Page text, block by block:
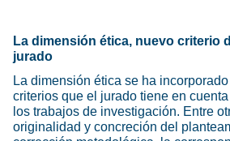
La dimensión ética, nuevo criterio
jurado
La dimensión ética se ha
criterios que el jurado tiene en
los trabajos de investigación. Entre
originalidad y concreción del